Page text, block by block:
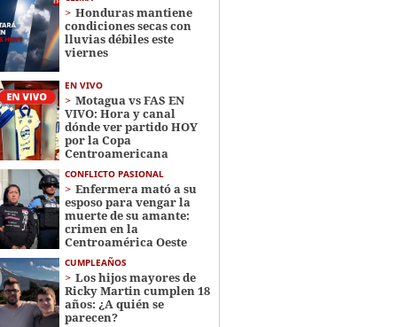
Honduras mantiene
condiciones secas con
lluvias débiles este
viernes
EN VIVO
Motagua vs FAS EN
VIVO: Hora y canal
dónde ver partido HOY
por la Copa
Centroamericana
CONFLICTO PASIONAL
Enfermera mató a su
esposo para vengar la
muerte de su amante:
crimen en la
Centroamérica Oeste
CUMPLEAÑOS
Los hijos mayores de
Ricky Martin cumplen 18
años: ¿A quién se
parecen?